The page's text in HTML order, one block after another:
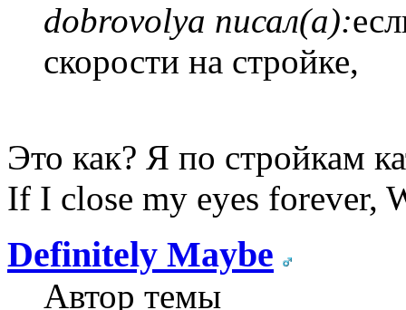
dobrovolya писал(а):
скорости на стройке,
Это как? Я по стройкам
If I close my eyes forever,
Definitely Maybe
Автор темы